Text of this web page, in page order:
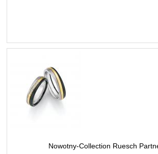
Nowotny-Collection Ruesch